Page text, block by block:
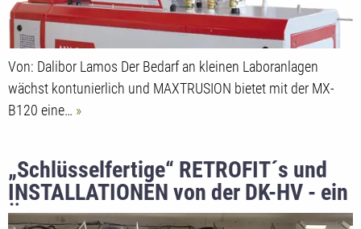
Von: Dalibor Lamos Der Bedarf an kleinen Laboranlagen
wächst kontunierlich und MAXTRUSION bietet mit der MX-
B120 eine…
„Schlüsselfertige“ RETROFIT´s und
INSTALLATIONEN von der DK-HV - ein
Überblick